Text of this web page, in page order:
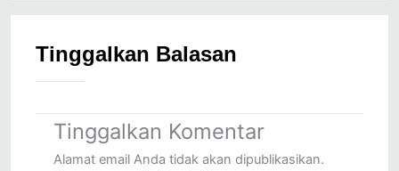
Tinggalkan Balasan
Tinggalkan Komentar
Alamat email Anda tidak akan dipublikasikan.